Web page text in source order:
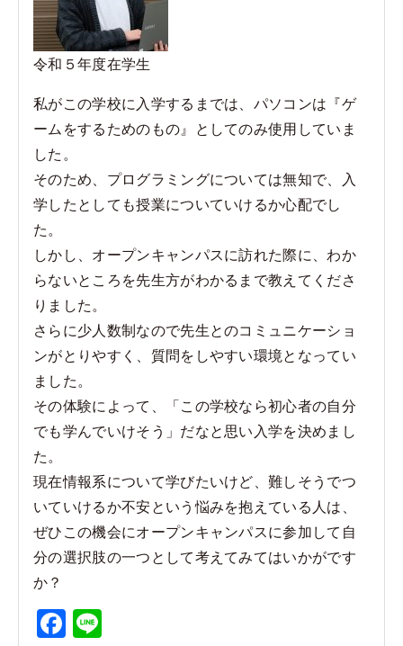
令和５年度在学生
私がこの学校に入学するまでは、パソコンは『ゲ
ームをするためのもの』としてのみ使用していま
した。
そのため、プログラミングについては無知で、入
学したとしても授業についていけるか心配でし
た。
しかし、オープンキャンパスに訪れた際に、わか
らないところを先生方がわかるまで教えてくださ
りました。
さらに少人数制なので先生とのコミュニケーショ
ンがとりやすく、質問をしやすい環境となってい
ました。
その体験によって、「この学校なら初心者の自分
でも学んでいけそう」だなと思い入学を決めまし
た。
現在情報系について学びたいけど、難しそうでつ
いていけるか不安という悩みを抱えている人は、
ぜひこの機会にオープンキャンパスに参加して自
分の選択肢の一つとして考えてみてはいかがです
か？
F